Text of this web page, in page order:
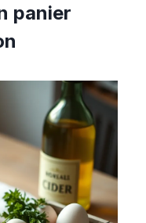
panier